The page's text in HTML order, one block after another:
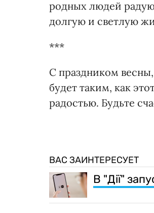
родных людей
долгую и светлую
***
С праздником
будет таким, как
радостью. Будьте
ВАС ЗАИНТЕРЕСУЕТ
В "Дії"